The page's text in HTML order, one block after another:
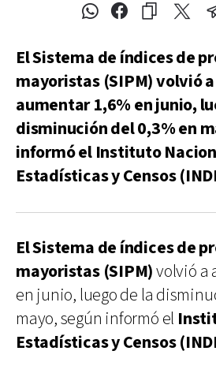
El Sistema de índices de
mayoristas (SIPM) volvió a
aumentar 1,6% en junio,
disminución del 0,3% en
informó el Instituto
Estadísticas y Censos
El Sistema de índices de
mayoristas (SIPM)volvió a
en junio, luego de la
mayo, según informó el
Estadísticas y Censos